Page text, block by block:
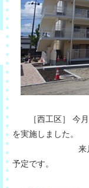
［西工区］ 今月
を実施しました。
来月は、内部
予定です。